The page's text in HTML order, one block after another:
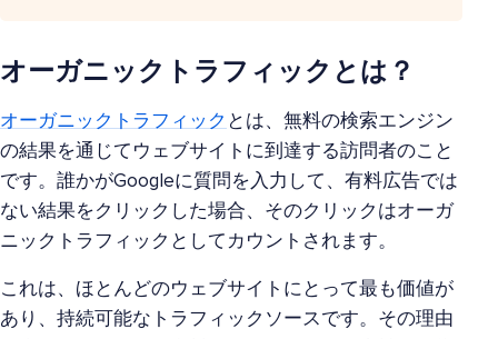
オーガニックトラフィックとは？
オーガニックトラフィック とは、無料の検索エンジン
の結果を通じてウェブサイトに到達する訪問者のこと
です。誰かがGoogleに質問を入力して、有料広告では
ない結果をクリックした場合、そのクリックはオーガ
ニックトラフィックとしてカウントされます。
これは、ほとんどのウェブサイトにとって最も価値が
あり、持続可能なトラフィックソースです。その理由